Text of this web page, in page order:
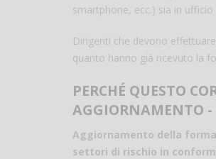
smartphone, ecc.) sia in
Dirigenti che devono
quanto hanno già ricevuto la
PERCHÉ QUESTO
AGGIORNAMENTO -
Aggiornamento della
settori di rischio in